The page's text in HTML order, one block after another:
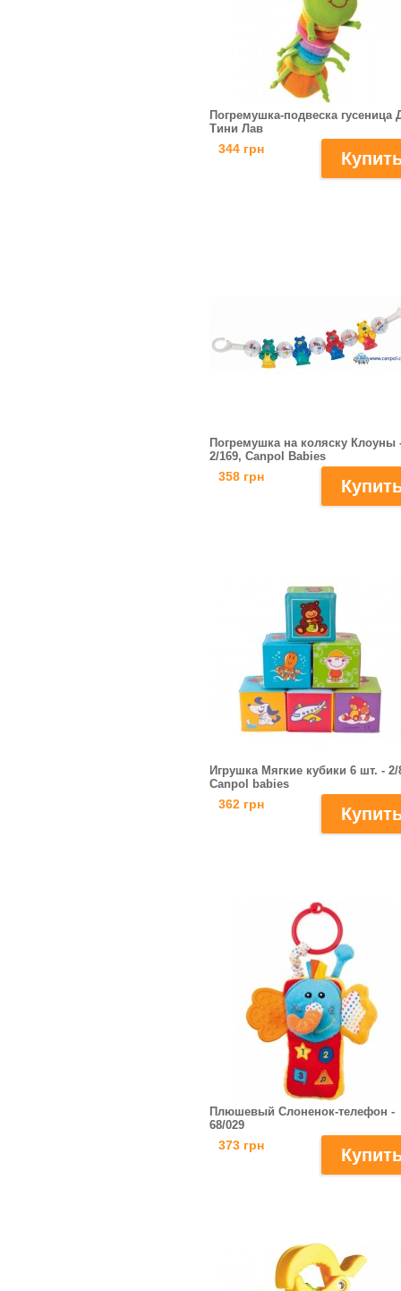
Погремушка-подвеска гусеница
Тини Лав
344 грн
Погремушка на коляску Клоуны
2/169, Canpol Babies
358 грн
Игрушка Мягкие кубики 6 шт. - 2/
Canpol babies
362 грн
Плюшевый Слоненок-телефон -
68/029
373 грн